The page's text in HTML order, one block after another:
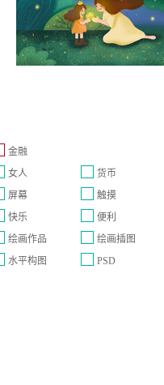
金融
女人
货币
屏幕
触摸
快乐
便利
绘画作品
绘画插图
水平构图 PSD